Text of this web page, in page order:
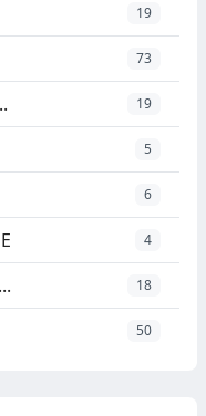
19
73
19
5
6
4
18
50